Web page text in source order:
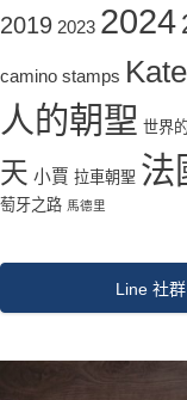
2019 2023 2024
camino stamps Kate
人的朝聖 世界
天 小賈 拉車朝聖 法
萄牙之路 馬德里
Line 社